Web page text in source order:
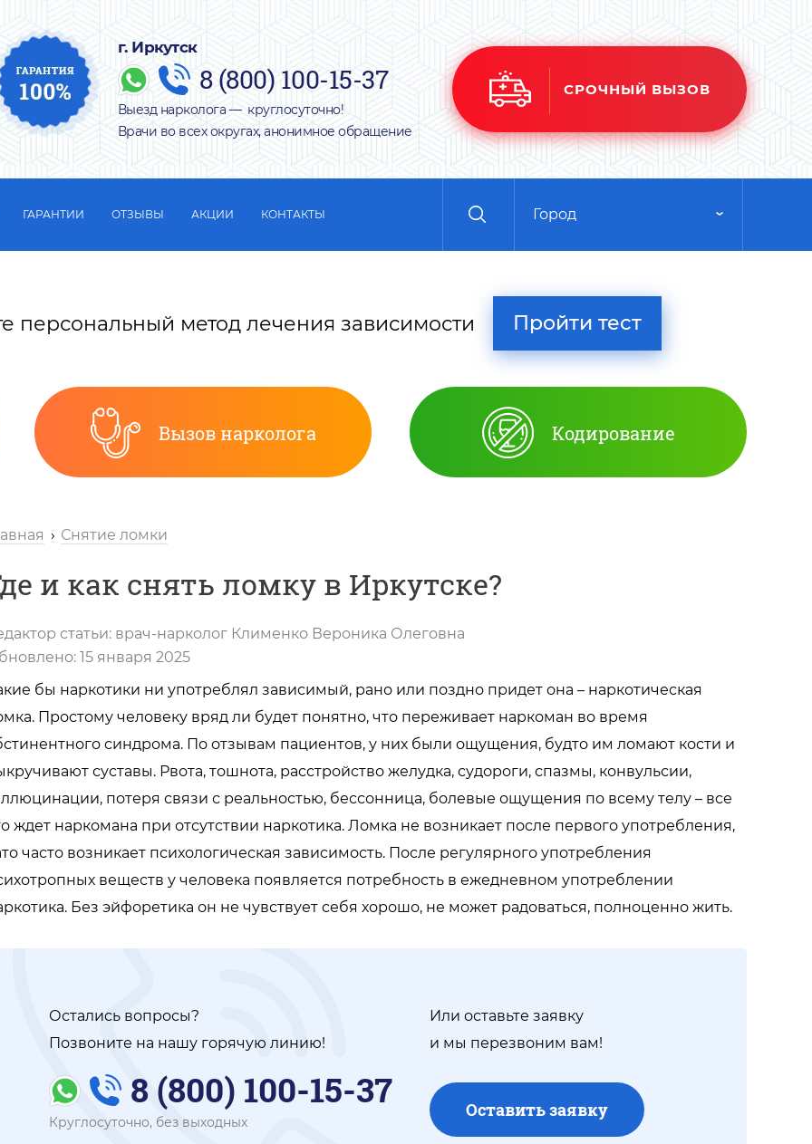
г. Иркутск
8 (800) 100-15-37
Выезд нарколога — круглосуточно!
Врачи во всех округах, анонимное обращение
СРОЧНЫЙ ВЫЗОВ
ГАРАНТИИ ОТЗЫВЫ АКЦИИ КОНТАКТЫ Город
персональный метод лечения зависимости Пройти тест
Вызов нарколога Кодирование
Снятие ломки
и как снять ломку в Иркутске?
статьи: врач-нарколог Клименко Вероника Олеговна
15 января 2025
бы наркотики ни употреблял зависимый, рано или поздно придет она – наркотическая
Простому человеку вряд ли будет понятно, что переживает наркоман во время
синдрома. По отзывам пациентов, у них были ощущения, будто им ломают кости и
суставы. Рвота, тошнота, расстройство желудка, судороги, спазмы, конвульсии,
потеря связи с реальностью, бессонница, болевые ощущения по всему телу – все
ждет наркомана при отсутствии наркотика. Ломка не возникает после первого употребления,
часто возникает психологическая зависимость. После регулярного употребления
веществ у человека появляется потребность в ежедневном употреблении
Без эйфоретика он не чувствует себя хорошо, не может радоваться, полноценно жить.
Остались вопросы?
Позвоните на нашу горячую линию!
8 (800) 100-15-37
Круглосуточно, без выходных
Или оставьте заявку
и мы перезвоним вам!
Оставить заявку